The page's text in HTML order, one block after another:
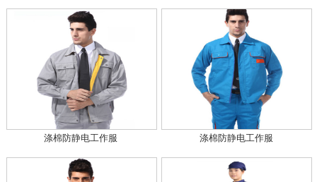
涤棉防静电工作服 涤棉防静电工作服